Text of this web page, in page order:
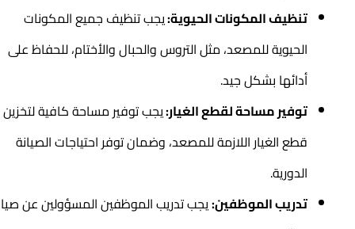
تنظيف المكونات الحيوية:يجب تنظيف جميع المكونات
الحيوية للمصعد، مثل التروس والحبال والأختام، للحفاظ على
أدائها بشكل جيد.
توفير مساحة لقطع الغيار:يجب توفير مساحة كافية لتخزين
قطع الغيار اللازمة للمصعد، وضمان توفر احتياجات الصيانة
الدورية.
تدريب الموظفين:يجب تدريب الموظفين المسؤولين عن صيانة